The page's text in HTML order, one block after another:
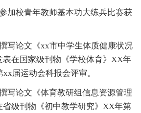
加校青年教师基本功大练兵比赛获
写论文《xx市中学生体质健康状况
表在国家级刊物《学校体育》XX年
届运动会科报会评审。
写论文《体育教研组信息资源管理
省级刊物《初中教学研究》XX年第